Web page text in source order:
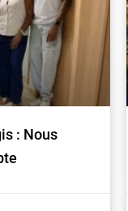
: Nous